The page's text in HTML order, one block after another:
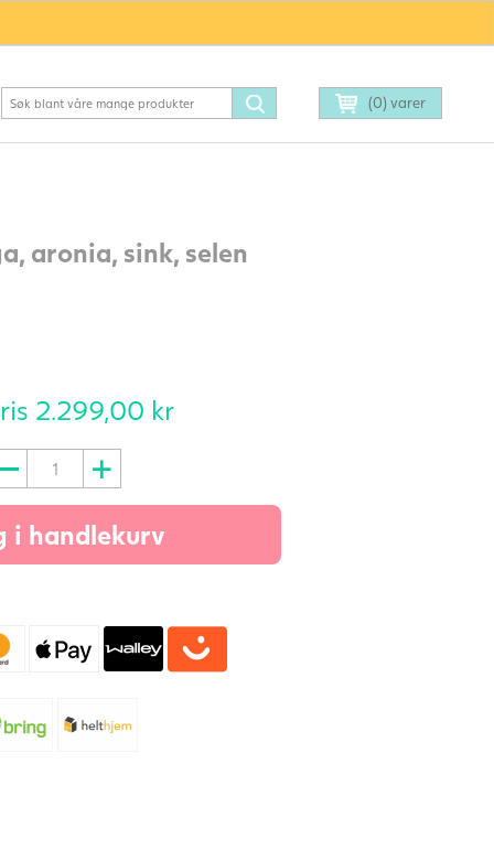
(0) varer
aronia, sink, selen
2.299,00 kr
i handlekurv